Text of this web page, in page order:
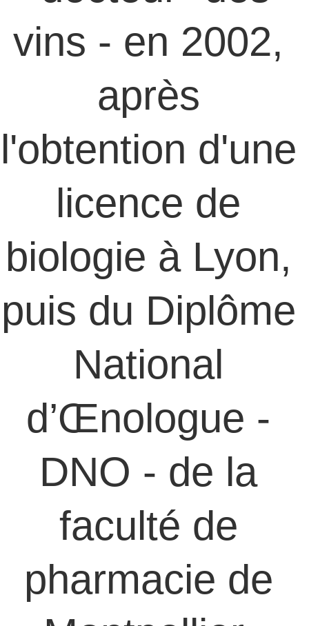
vins - en 2002,
après
l'obtention d'une
licence de
biologie à Lyon,
puis du Diplôme
National
d’Œnologue -
DNO - de la
faculté de
pharmacie de